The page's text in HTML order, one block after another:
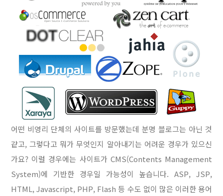
어떤 비영리 단체의 사이트를 방문했는데 분명 블로그는 아닌 것
같고, 그렇다고 뭐가 무엇인지 알아내기는 어려운 경우가 있으신
가요? 이럴 경우에는 사이트가 CMS(Contents Management
System)에 기반한 경우일 가능성이 높습니다. ASP, JSP,
HTML, Javascript, PHP, Flash 등 수도 없이 많은 이러한 용어